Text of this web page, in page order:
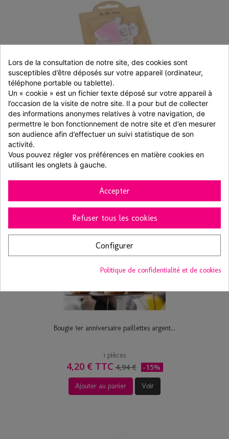
Bougie 1er anniversaire rose et paillettes...
1 pièces
Ajouter au panier
Bougie 1er anniversaire paillettes argent...
1 pièces
4,20 € TTC 4,94 € -15%
Ajouter au panier Voir
Lors de la consultation de notre site, des cookies sont
susceptibles d’être déposés sur votre appareil (ordinateur,
téléphone portable ou tablette).
Un « cookie » est un fichier texte déposé sur votre appareil à
l’occasion de la visite de notre site. Il a pour but de collecter
des informations anonymes relatives à votre navigation, de
permettre le bon fonctionnement de notre site et d’en mesurer
son audience afin d’effectuer un suivi statistique de son
activité.
Vous pouvez régler vos préférences en matière cookies en
utilisant les onglets à gauche.
Accepter
Refuser tous les cookies
Configurer
Politique de confidentialité et de cookies